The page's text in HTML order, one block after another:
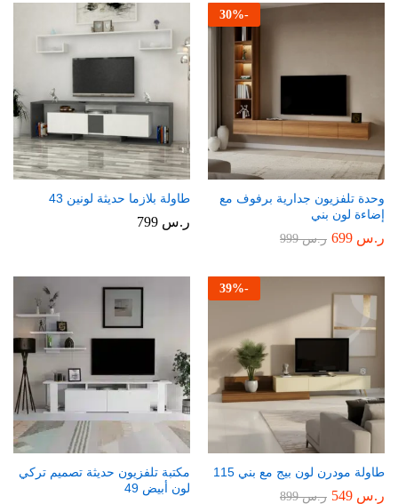
-
30%
وحدة تلفزيون جدارية برفوف مع
إضاءة لون بني
ر.س ر.س999
طاولة بلازما حديثة لونين 43
ر.س
-
39%
طاولة مودرن لون بيج مع بني 115
ر.س ر.س899
مكتبة تلفزيون حديثة تصميم تركي
لون أبيض 49